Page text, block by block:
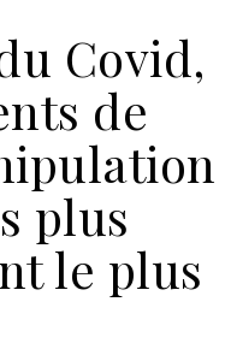
Covid,
de
plus
le plus